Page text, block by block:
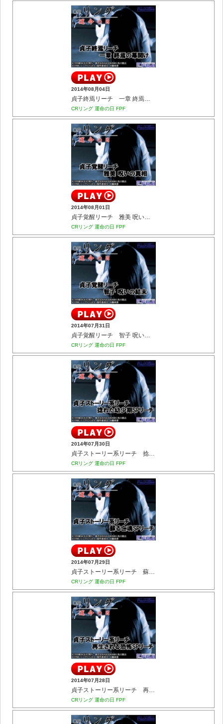
2014年08月04日
貞子終焉リーチ 一章 終焉の幕開け
CRリング 運命の日 FPF
2014年08月01日
貞子覚醒リーチ 雅美 呪いの真相
CRリング 運命の日 FPF
2014年07月31日
貞子覚醒リーチ 智子 呪いの結末
CRリング 運命の日 FPF
2014年07月30日
貞子ストーリー系リーチ 捻れた幼少期SPリーチ
CRリング 運命の日 FPF
2014年07月29日
貞子ストーリー系リーチ 蘇る亡魂SPリーチ
CRリング 運命の日 FPF
2014年07月28日
貞子ストーリー系リーチ 再生される恐怖SPリーチ
CRリング 運命の日 FPF